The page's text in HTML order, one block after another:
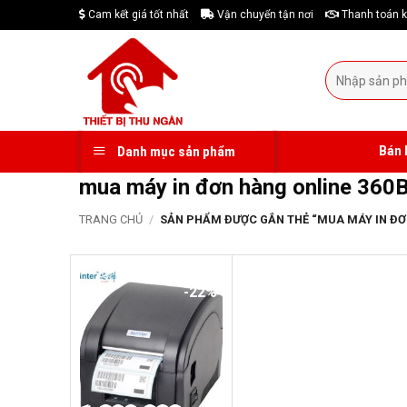
to
Cam kết giá tốt nhất Vận chuyển tận nơi Thanh toán
Tìm
kiếm:
Danh mục sản phẩm
mua máy in đơn hàng online
TRANG CHỦ / SẢN PHẨM ĐƯỢC GẮN THẺ “MUA MÁY IN
-22%